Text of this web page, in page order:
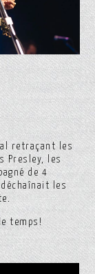
retraçant les
Presley, les
de 4
les
temps!